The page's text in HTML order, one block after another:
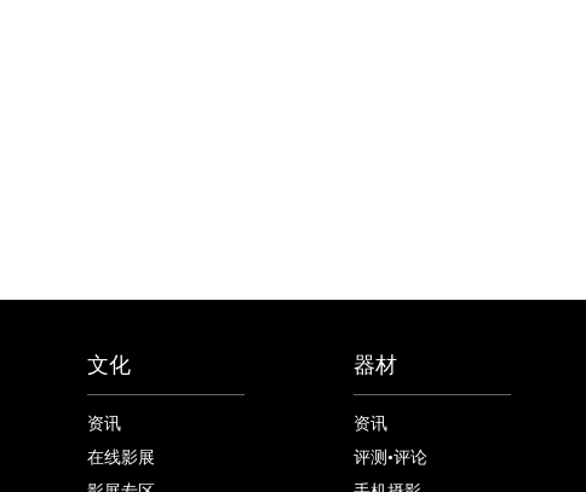
文化
资讯
在线影展
器材
资讯
评测•评论